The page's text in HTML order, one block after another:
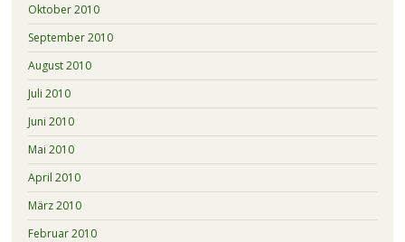
Oktober 2010
September 2010
August 2010
Juli 2010
Juni 2010
Mai 2010
April 2010
März 2010
Februar 2010